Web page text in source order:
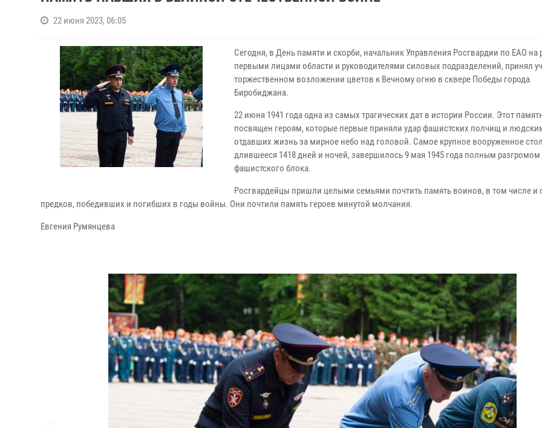
22 июня 2023, 06:05
Сегодня, в День памяти и скорби, начальник Управления Росгвардии по ЕАО на
первыми лицами области и руководителями силовых подразделений, принял
торжественном возложении цветов к Вечному огню в сквере Победы города
Биробиджана.
22 июня 1941 года одна из самых трагических дат в истории России. Этот
посвящен героям, которые первые приняли удар фашистских полчищ и
отдавших жизнь за мирное небо над головой. Самое крупное вооруженное
длившееся 1418 дней и ночей, завершилось 9 мая 1945 года полным разгромом
фашистского блока.
Росгвардейцы пришли целыми семьями почтить память воинов, в том числе и
предков, победивших и погибших в годы войны. Они почтили память героев минутой молчания.
Евгения Румянцева